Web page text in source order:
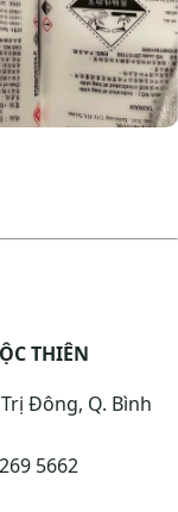
THIÊN
Đông, Q. Bình
5662